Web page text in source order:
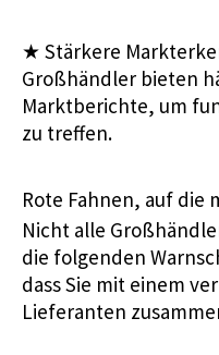
★ Stärkere
Großhändler bieten
Marktberichte, um
zu treffen.
Rote Fahnen, auf die
Nicht alle
die folgenden
dass Sie mit einem
Lieferanten